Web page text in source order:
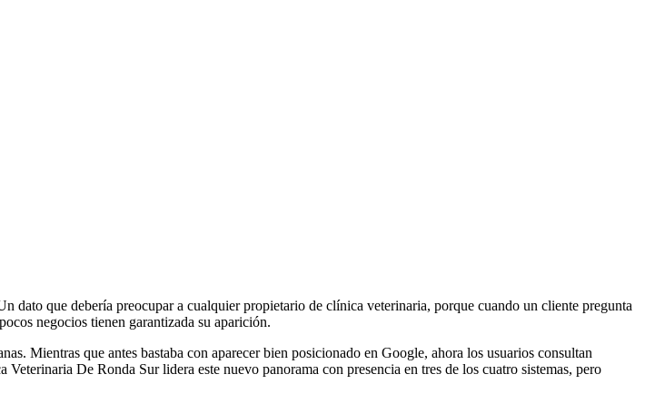
dato que debería preocupar a cualquier propietario de clínica veterinaria, porque cuando un cliente pregunta
negocios tienen garantizada su aparición.
Mientras que antes bastaba con aparecer bien posicionado en Google, ahora los usuarios consultan
De Ronda Sur lidera este nuevo panorama con presencia en tres de los cuatro sistemas, pero